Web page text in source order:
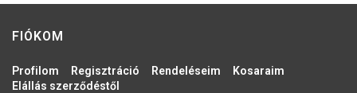
FIÓKOM
Profilom Regisztráció Rendeléseim
Kosaraim
Elállás szerződéstől